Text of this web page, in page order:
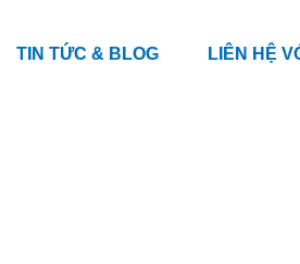
TIN TỨC & BLOG LIÊN HỆ